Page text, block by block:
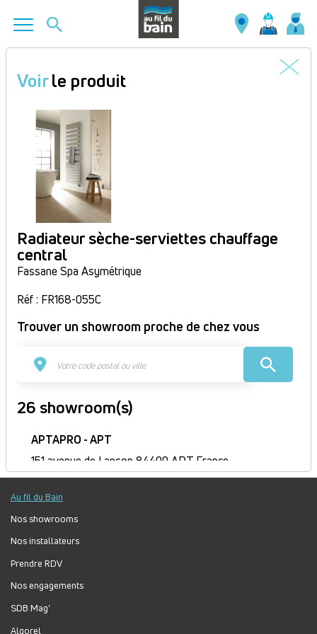
contenu
principal
Voirle produit
Radiateur sèche-serviettes chauffage
central
Fassane Spa Asymétrique
Réf : FR168-055C
Trouver un showroom proche de chez vous
26 showroom(s)
APTAPRO - APT
151 avenue de Lançon 84400 APT France
Itinéraire
Ouvert
Jour
Plage
horaire
Lundi :
Mardi :
Jeudi :
Vendredi : 9h-12h, 14h-18h
Samedi :
Au fil du Bain
Nos showrooms
Nos installateurs
Prendre RDV
Nos engagements
SDB Mag'
Algorel